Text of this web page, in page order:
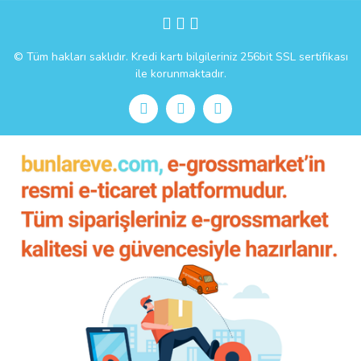
© Tüm hakları saklıdır. Kredi kartı bilgileriniz 256bit SSL sertifikası
ile korunmaktadır.